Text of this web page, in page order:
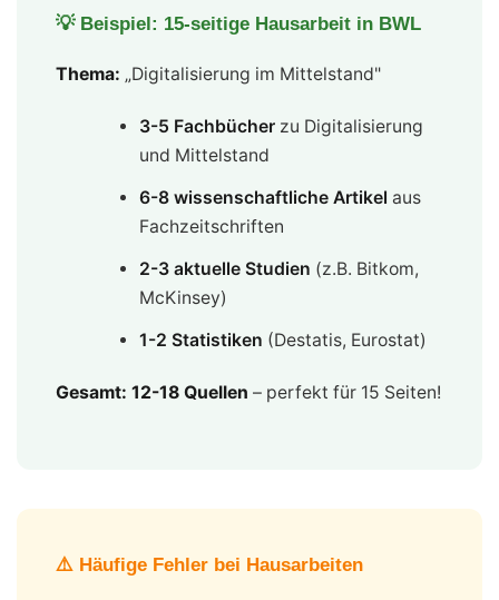
💡 Beispiel: 15-seitige Hausarbeit in BWL
Thema: „Digitalisierung im Mittelstand"
3-5 Fachbücher zu Digitalisierung
und Mittelstand
6-8 wissenschaftliche Artikel aus
Fachzeitschriften
2-3 aktuelle Studien (z.B. Bitkom,
McKinsey)
1-2 Statistiken (Destatis, Eurostat)
Gesamt: 12-18 Quellen – perfekt für 15 Seiten!
⚠️ Häufige Fehler bei Hausarbeiten